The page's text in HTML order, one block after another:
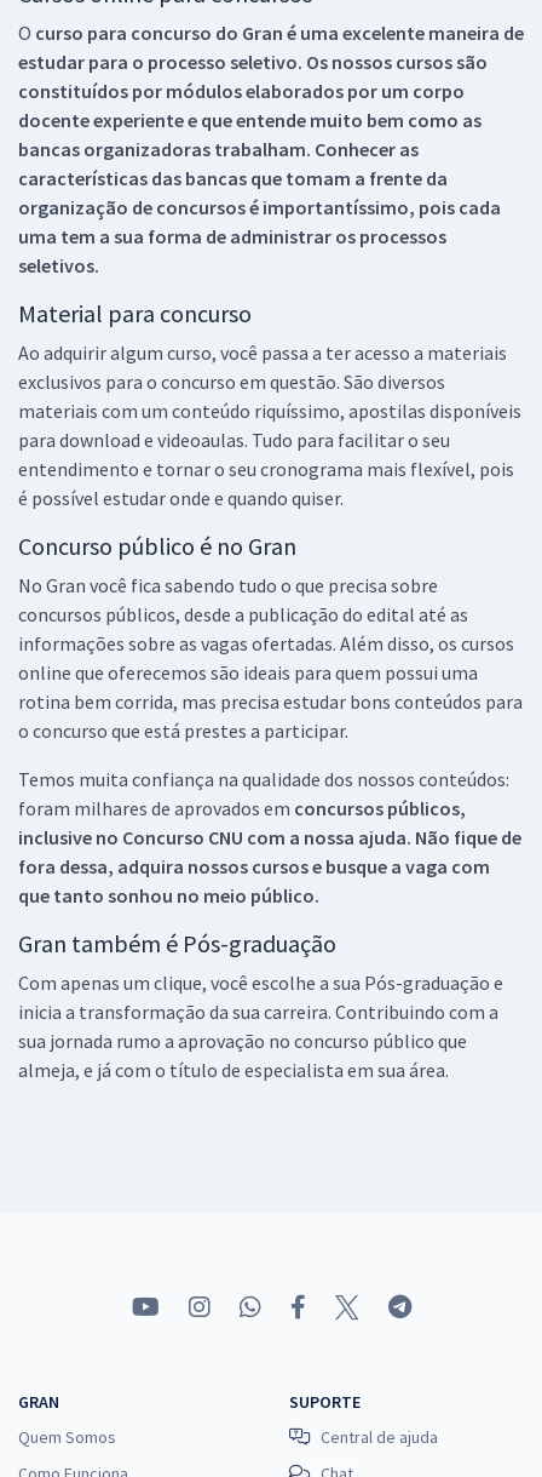
O curso para concurso do Gran é uma excelente maneira de
estudar para o processo seletivo. Os nossos cursos são
constituídos por módulos elaborados por um corpo
docente experiente e que entende muito bem como as
bancas organizadoras trabalham. Conhecer as
características das bancas que tomam a frente da
organização de concursos é importantíssimo, pois cada
uma tem a sua forma de administrar os processos
seletivos.
Material para concurso
Ao adquirir algum curso, você passa a ter acesso a materiais
exclusivos para o concurso em questão. São diversos
materiais com um conteúdo riquíssimo, apostilas disponíveis
para download e videoaulas. Tudo para facilitar o seu
entendimento e tornar o seu cronograma mais flexível, pois
é possível estudar onde e quando quiser.
Concurso público é no Gran
No Gran você fica sabendo tudo o que precisa sobre
concursos públicos, desde a publicação do edital até as
informações sobre as vagas ofertadas. Além disso, os cursos
online que oferecemos são ideais para quem possui uma
rotina bem corrida, mas precisa estudar bons conteúdos para
o concurso que está prestes a participar.
Temos muita confiança na qualidade dos nossos conteúdos:
foram milhares de aprovados em concursos públicos,
inclusive no Concurso CNU com a nossa ajuda. Não fique de
fora dessa, adquira nossos cursos e busque a vaga com
que tanto sonhou no meio público.
Gran também é Pós-graduação
Com apenas um clique, você escolhe a sua Pós-graduação e
inicia a transformação da sua carreira. Contribuindo com a
sua jornada rumo a aprovação no concurso público que
almeja, e já com o título de especialista em sua área.
GRAN
Quem Somos
SUPORTE
Central de ajuda